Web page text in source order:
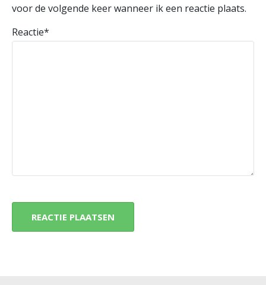
voor de volgende keer wanneer ik een reactie plaats.
Reactie*